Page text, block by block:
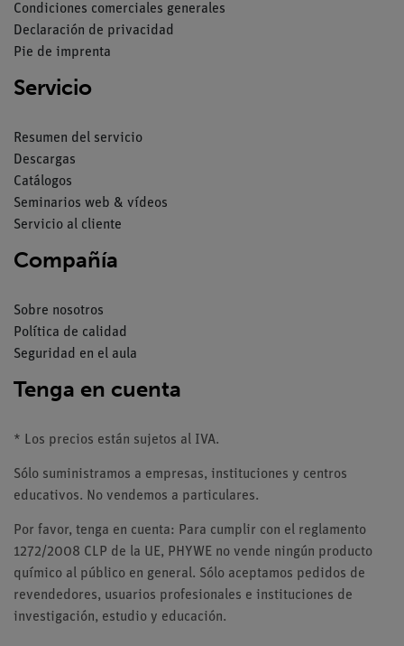
Condiciones comerciales generales
Declaración de privacidad
Pie de imprenta
Servicio
Resumen del servicio
Descargas
Catálogos
Seminarios web & vídeos
Servicio al cliente
Compañía
Sobre nosotros
Política de calidad
Seguridad en el aula
Tenga en cuenta
* Los precios están sujetos al IVA.
Sólo suministramos a empresas, instituciones y centros
educativos. No vendemos a particulares.
Por favor, tenga en cuenta: Para cumplir con el reglamento
1272/2008 CLP de la UE, PHYWE no vende ningún producto
químico al público en general. Sólo aceptamos pedidos de
revendedores, usuarios profesionales e instituciones de
investigación, estudio y educación.